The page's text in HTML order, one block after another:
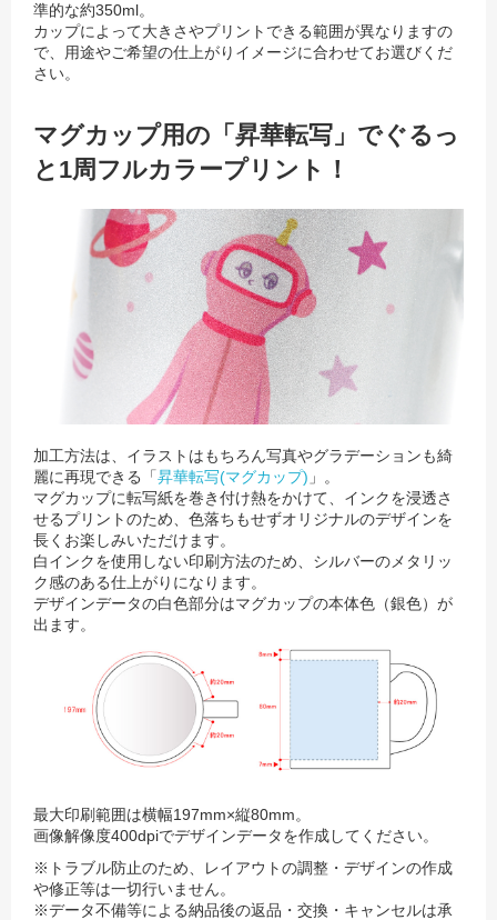
準的な約350ml。
カップによって大きさやプリントできる範囲が異なりますの
で、用途やご希望の仕上がりイメージに合わせてお選びくだ
さい。
マグカップ用の「昇華転写」でぐるっ
と1周フルカラープリント！
加工方法は、イラストはもちろん写真やグラデーションも綺
麗に再現できる「昇華転写(マグカップ) 」。
マグカップに転写紙を巻き付け熱をかけて、インクを浸透さ
せるプリントのため、色落ちもせずオリジナルのデザインを
長くお楽しみいただけます。
白インクを使用しない印刷方法のため、シルバーのメタリッ
ク感のある仕上がりになります。
デザインデータの白色部分はマグカップの本体色（銀色）が
出ます。
最大印刷範囲は横幅197mm×縦80mm。
画像解像度400dpiでデザインデータを作成してください。
※トラブル防止のため、レイアウトの調整・デザインの作成
や修正等は一切行いません。
※データ不備等による納品後の返品・交換・キャンセルは承